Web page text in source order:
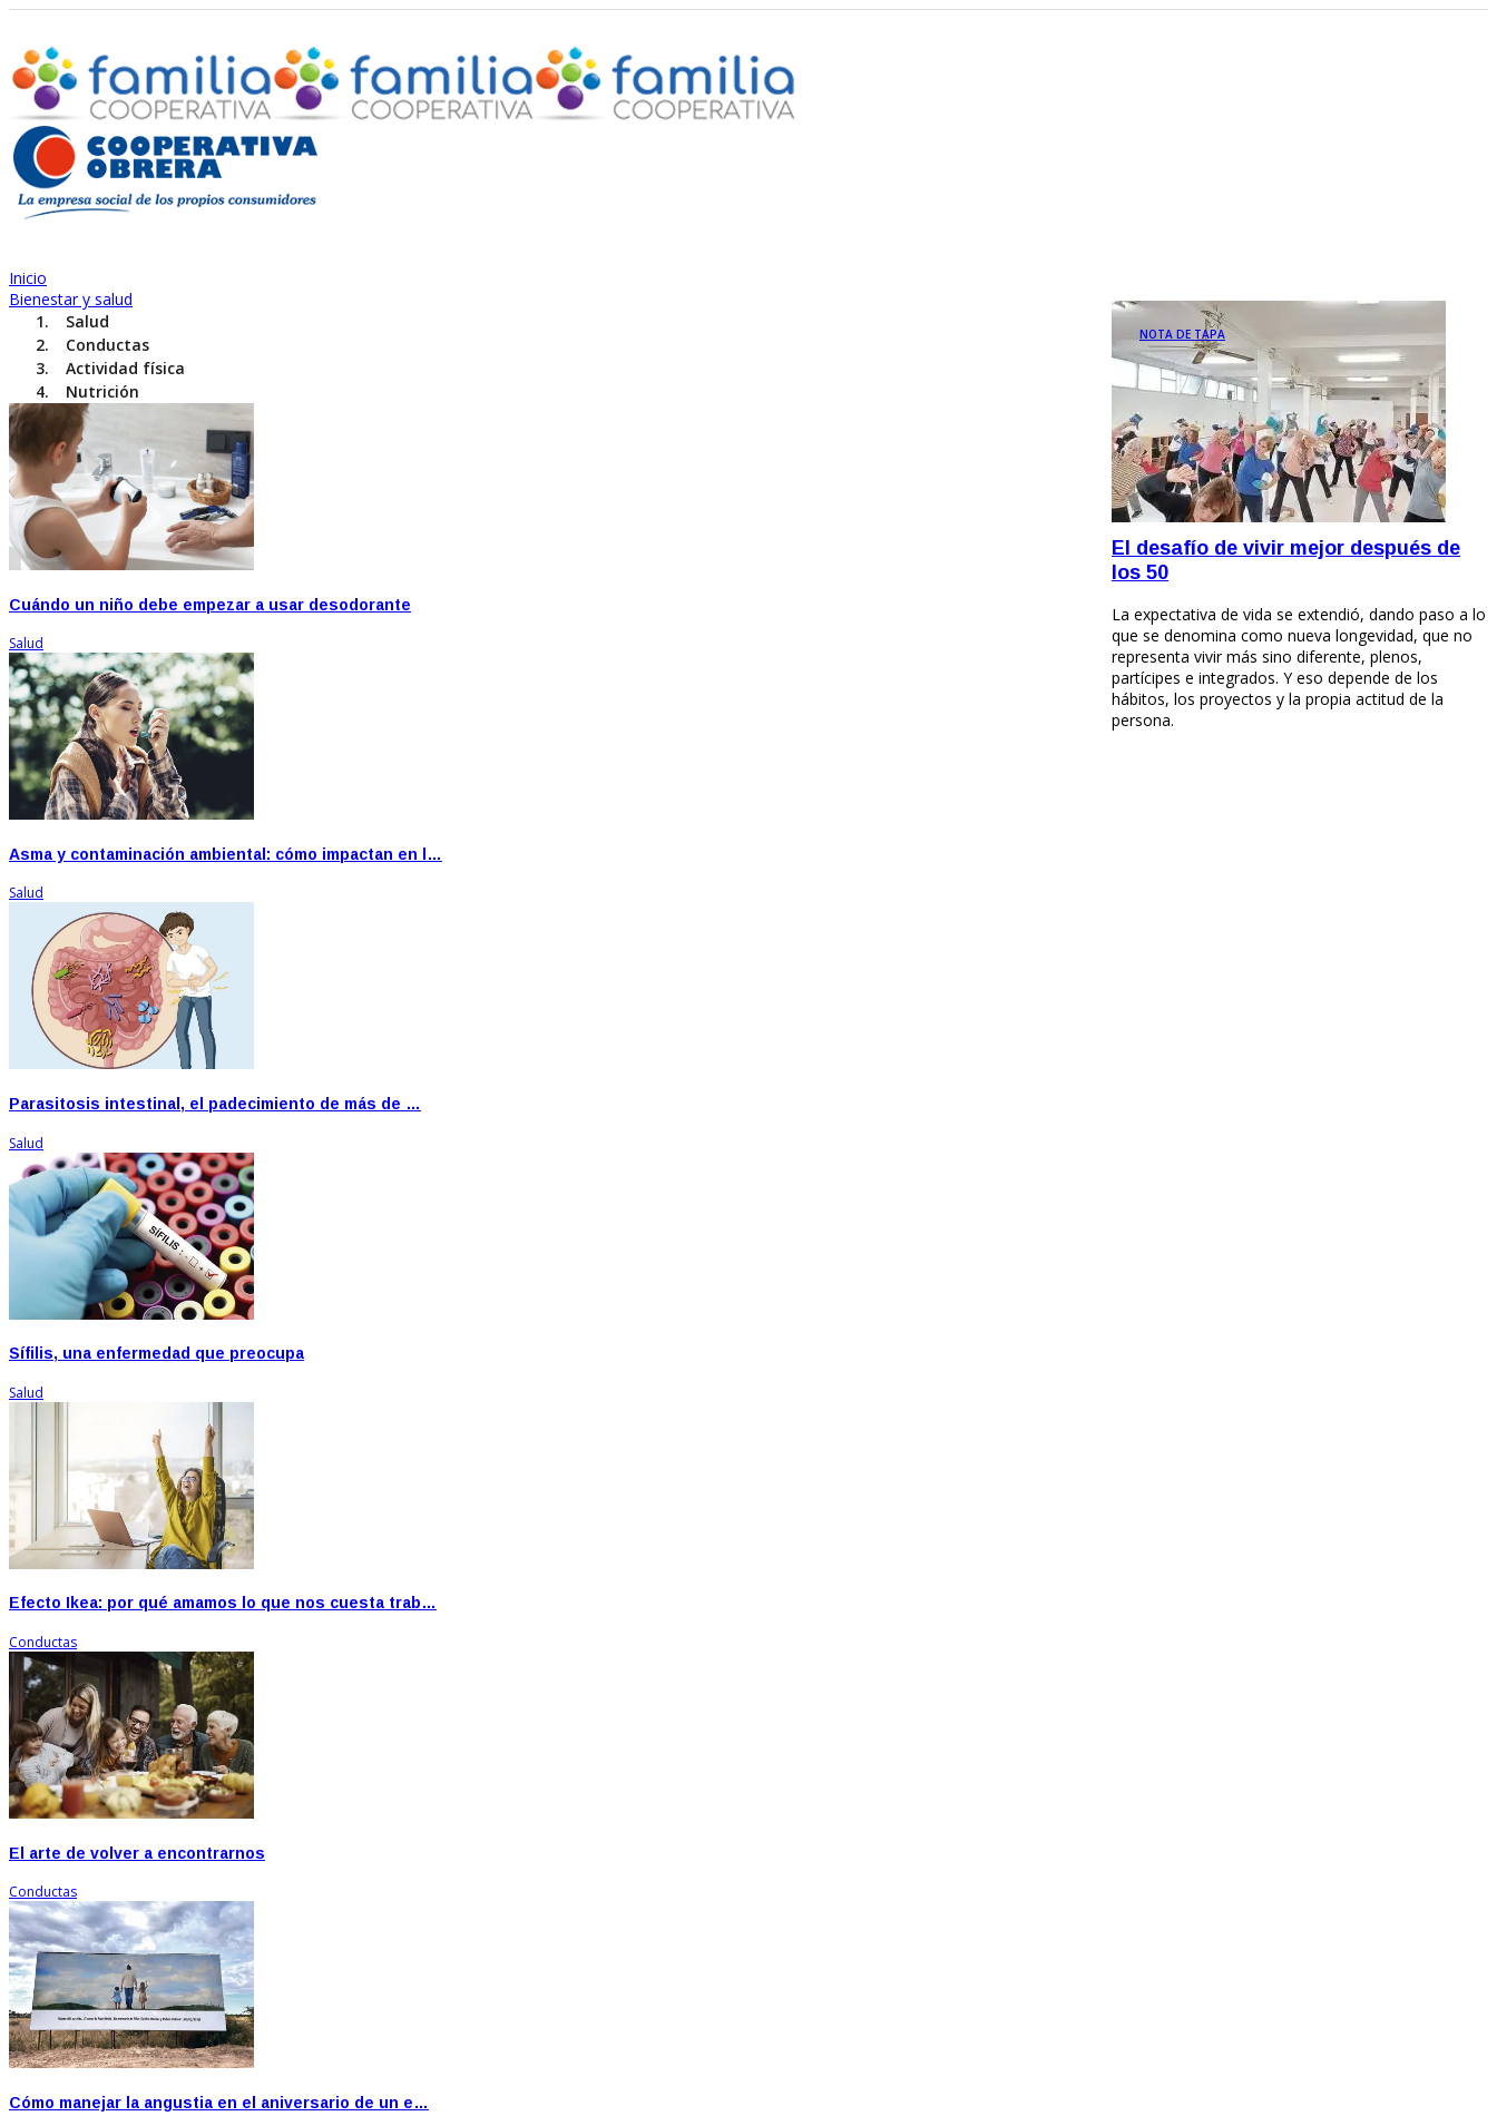
Inicio
Bienestar y salud
Salud
Conductas
Actividad física
Nutrición
Cuándo un niño debe empezar a usar desodorante
Salud
Asma y contaminación ambiental: cómo impactan en l…
Salud
Parasitosis intestinal, el padecimiento de más de …
Salud
Sífilis, una enfermedad que preocupa
Salud
Efecto Ikea: por qué amamos lo que nos cuesta trab…
Conductas
El arte de volver a encontrarnos
Conductas
Cómo manejar la angustia en el aniversario de un e…
NOTA DE TAPA
El desafío de vivir mejor después de
los 50
La expectativa de vida se extendió, dando paso a lo
que se denomina como nueva longevidad, que no
representa vivir más sino diferente, plenos,
partícipes e integrados. Y eso depende de los
hábitos, los proyectos y la propia actitud de la
persona.